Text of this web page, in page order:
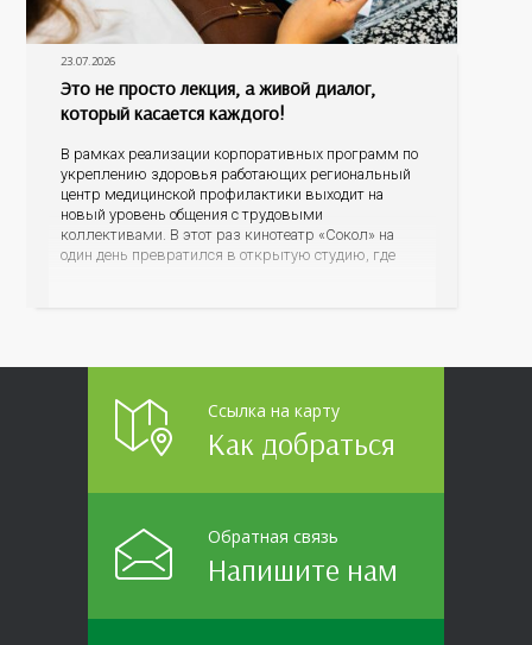
23.07.2026
Это не просто лекция, а живой диалог,
который касается каждого!
В рамках реализации корпоративных программ по
укреплению здоровья работающих региональный
центр медицинской профилактики выходит на
новый уровень общения с трудовыми
коллективами. В этот раз кинотеатр «Сокол» на
один день превратился в открытую студию, где
Ссылка на карту
Как добраться
Обратная связь
Напишите нам